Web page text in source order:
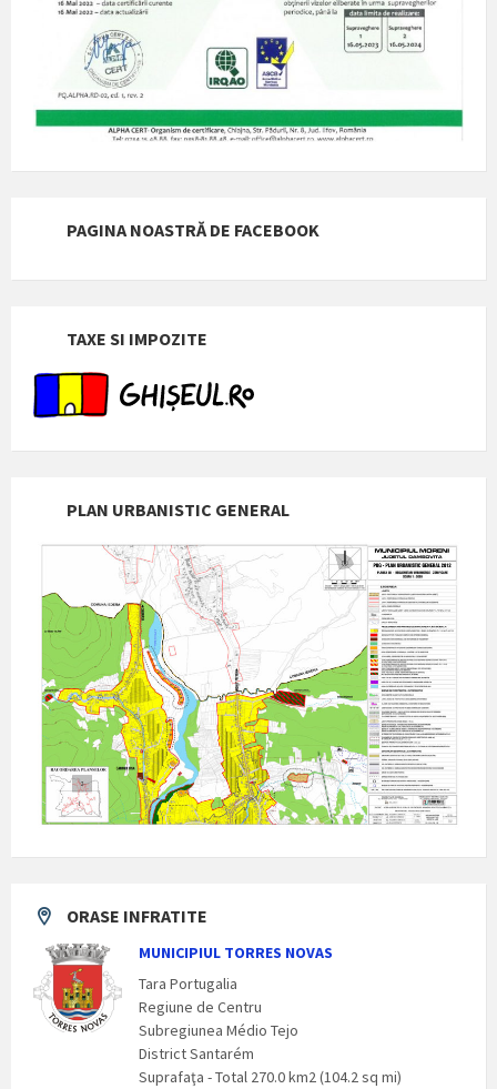
PAGINA NOASTRĂ DE FACEBOOK
TAXE SI IMPOZITE
PLAN URBANISTIC GENERAL
ORASE INFRATITE
MUNICIPIUL TORRES NOVAS
Tara Portugalia
Regiune de Centru
Subregiunea Médio Tejo
District Santarém
Suprafaţa - Total 270.0 km2 (104.2 sq mi)